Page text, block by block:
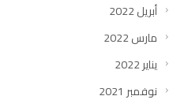
أبريل 2022
مارس 2022
يناير 2022
نوفمبر 2021